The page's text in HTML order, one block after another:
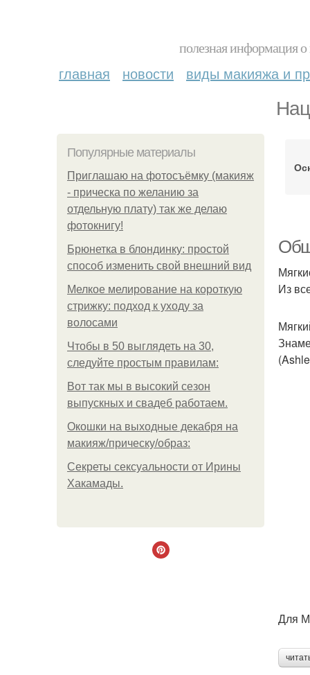
полезная информация
главная новости виды макияжа и
Популярные материалы
Приглашаю на фотосъёмку (макияж
- прическа по желанию за
отдельную плату) так же делаю
фотокнигу!
Брюнетка в блондинку: простой
способ изменить свой внешний вид
Мелкое мелирование на короткую
стрижку: подход к уходу за
волосами
Чтобы в 50 выглядеть на 30,
следуйте простым правилам:
Вот так мы в высокий сезон
выпускных и свадеб работаем.
Окошки на выходные декабря на
макияж/прическу/образ:
Секреты сексуальности от Ирины
Хакамады.
Из
Для